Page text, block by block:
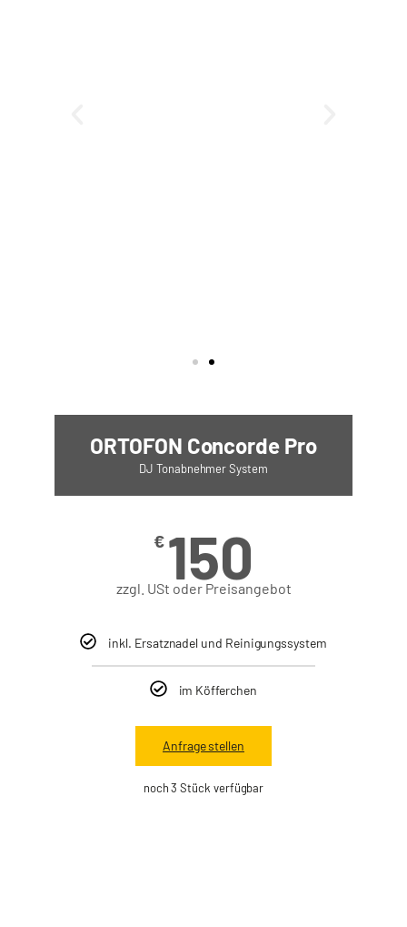
ORTOFON Concorde Pro
DJ Tonabnehmer System
€ 150
zzgl. USt oder Preisangebot
inkl. Ersatznadel und Reinigungssystem
im Köfferchen
Anfrage stellen
noch 3 Stück verfügbar